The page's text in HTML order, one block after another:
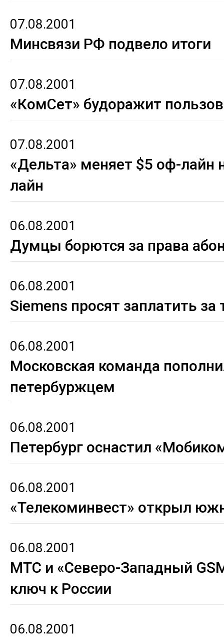
07.08.2001
Минсвязи РФ подвело итоги
07.08.2001
«КомСет» будоражит
07.08.2001
«Дельта» меняет $5 оф-лайн
лайн
06.08.2001
Думцы борются за права
06.08.2001
Siemens просят заплатить за
06.08.2001
Московская команда
петербуржцем
06.08.2001
Петербург оснастил
06.08.2001
«Телекоминвест» открыл
06.08.2001
МТС и «Северо-Западный
ключ к России
06.08.2001